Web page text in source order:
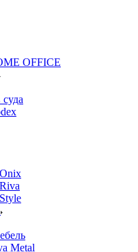
OFFICE
Metal